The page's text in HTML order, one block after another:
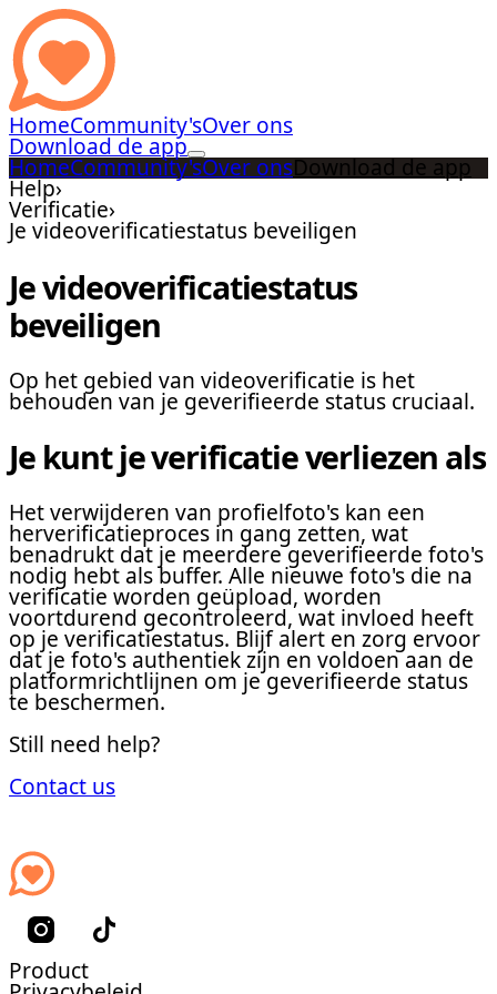
HomeCommunity'sOver ons
Download de app
HomeCommunity'sOver onsDownload de app
Help›
Verificatie›
Je videoverificatiestatus beveiligen
Je videoverificatiestatus
beveiligen
Op het gebied van videoverificatie is het
behouden van je geverifieerde status cruciaal.
Je kunt je verificatie verliezen als
Het verwijderen van profielfoto's kan een
herverificatieproces in gang zetten, wat
benadrukt dat je meerdere geverifieerde foto's
nodig hebt als buffer. Alle nieuwe foto's die na
verificatie worden geüpload, worden
voortdurend gecontroleerd, wat invloed heeft
op je verificatiestatus. Blijf alert en zorg ervoor
dat je foto's authentiek zijn en voldoen aan de
platformrichtlijnen om je geverifieerde status
te beschermen.
Still need help?
Contact us
Product